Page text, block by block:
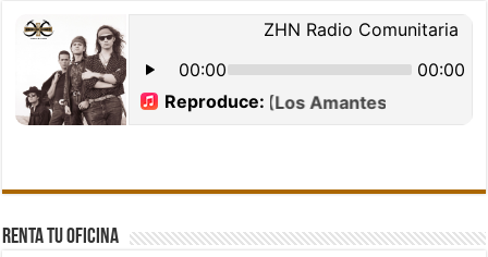
Renta tu Oficina